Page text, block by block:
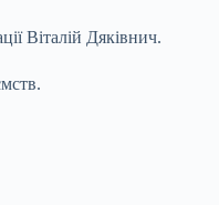
Віталій Дяківнич.